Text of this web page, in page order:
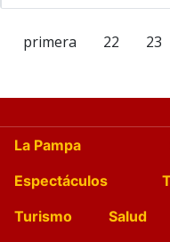
primera 22 23
La Pampa
Espectáculos
Turismo
Salud